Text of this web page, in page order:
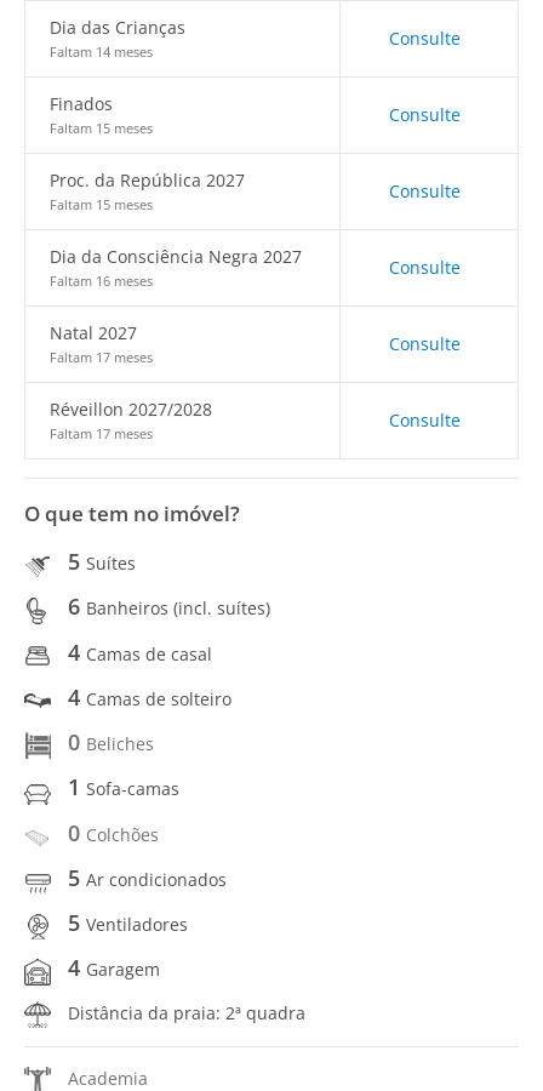
Dia das Crianças
Faltam 14 meses
Consulte
Finados
Faltam 15 meses
Consulte
Proc. da República 2027
Faltam 15 meses
Consulte
Dia da Consciência Negra 2027
Faltam 16 meses
Consulte
Natal 2027
Faltam 17 meses
Consulte
Réveillon 2027/2028
Faltam 17 meses
Consulte
O que tem no imóvel?
5 Suítes
6 Banheiros (incl. suítes)
4 Camas de casal
4 Camas de solteiro
0 Beliches
1 Sofa-camas
0 Colchões
5 Ar condicionados
5 Ventiladores
4 Garagem
Distância da praia: 2ª quadra
Academia